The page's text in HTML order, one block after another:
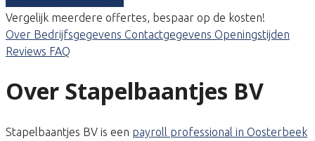
Vergelijk meerdere offertes, bespaar op de kosten!
Over Bedrijfsgegevens Contactgegevens Openingstijden
Reviews FAQ
Over Stapelbaantjes BV
Stapelbaantjes BV is een payroll professional in Oosterbeek